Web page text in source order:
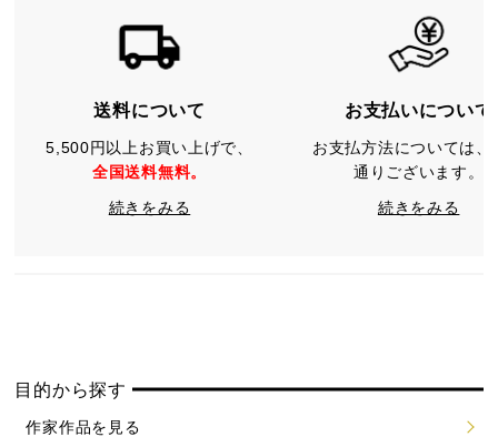
送料について
5,500円以上お買い上げで、
全国送料無料。
続きをみる
お支払いについて
お支払方法については、
通りございます。
続きをみる
目的から探す
作家作品を見る